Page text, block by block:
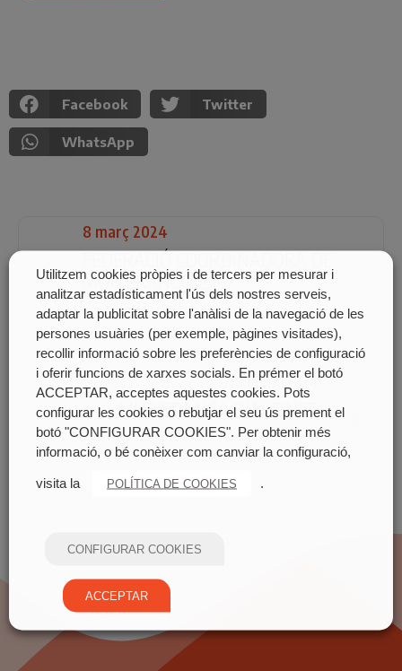
Facebook Twitter
WhatsApp
8 març 2024
FEDERACIÓ COORDINADORA DE
MUIXERANGUES
PAÍS VALENCIÀ A TOTS ELS POBLES
16 març 2024
MUIXERANGA D'ALGINET
LA POBLA TORNESA
PLAÇA DE L'AJUNTAMENT
Utilitzem cookies pròpies i de tercers per mesurar i
analitzar estadísticament l'ús dels nostres serveis,
adaptar la publicitat sobre l'anàlisi de la navegació de les
persones usuàries (per exemple, pàgines visitades),
recollir informació sobre les preferències de configuració
i oferir funcions de xarxes socials. En prémer el botó
ACCEPTAR, acceptes aquestes cookies. Pots
configurar les cookies o rebutjar el seu ús prement el
botó "CONFIGURAR COOKIES". Per obtenir més
informació, o bé conèixer com canviar la configuració,
visita la POLÍTICA DE COOKIES .
CONFIGURAR COOKIES
ACCEPTAR